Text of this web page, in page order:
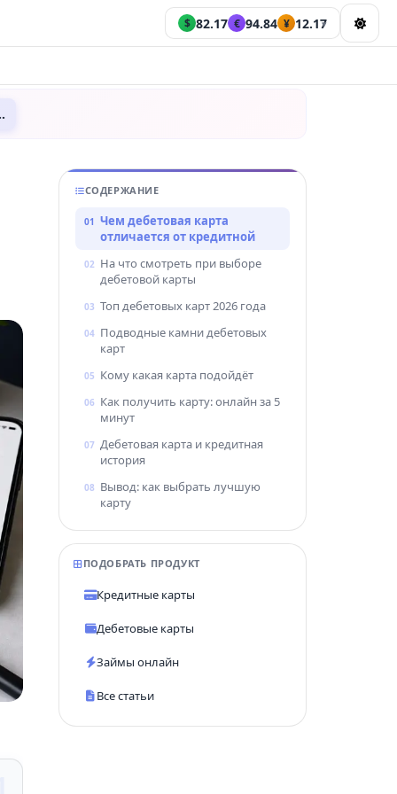
$ 82.17 € 94.84 ¥ 12.17
▾
КАТЕГОРИИ
Кредитные карты
Займы и МФО
Кредиты наличными
Вклады
Финансовые советы
Банки, карты, промокоды,
калькуляторы
СОДЕРЖАНИЕ
Чем дебетовая карта
отличается от кредитной
На что смотреть при выборе
дебетовой карты
Топ дебетовых карт 2026 года
Подводные камни дебетовых
карт
Кому какая карта подойдёт
Как получить карту: онлайн за 5
минут
Дебетовая карта и кредитная
история
Вывод: как выбрать лучшую
карту
ПОДОБРАТЬ ПРОДУКТ
Кредитные карты
Дебетовые карты
Займы онлайн
Все статьи